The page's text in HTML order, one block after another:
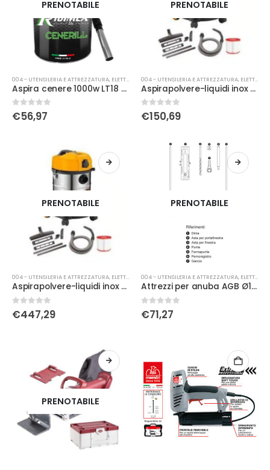
PRENOTABILE
004 - UTENSILERIA E ATTREZZATURA, ELETTRICA
Aspira cenere 1000w LT18 cenerill
0Su 5
€56,97
PRENOTABILE
004 - UTENSILERIA E ATTREZZATURA, ELETTRICA
Aspirapolvere-liquidi inox 1200W 30 litri
0Su 5
€150,69
PRENOTABILE
004 - UTENSILERIA E ATTREZZATURA, ELETTRICA
Aspirapolvere-liquidi inox 2x1200W 75 litri
0Su 5
€447,29
PRENOTABILE
004 - UTENSILERIA E ATTREZZATURA, ELETTRICA
Attrezzi per anuba AGB Ø14 filo
0Su 5
€71,27
PRENOTABILE